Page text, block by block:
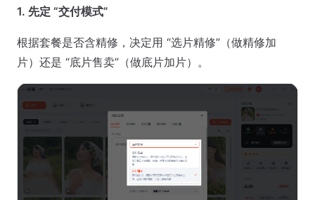
1. 先定 “交付模式”
根据套餐是否含精修，决定用 “选片精修”（做精修加
片）还是 “底片售卖”（做底片加片）。